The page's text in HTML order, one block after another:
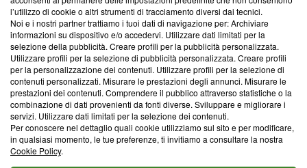
Team editoriale
Corporate
Redazione
Informativa Privacy
Cookie Policy
Blasting SA, IDI CHE-247.845.224, Via Carlo Frasca, 3 - 6900
Lugano (Svizzera) Tel:+39 0690258937
© 2026 Blasting News
l’utilizzo di cookie o altri strumenti di tracciamento diversi dai tecnici.
Noi e i nostri partner trattiamo i tuoi dati di navigazione per: Archiviare
informazioni su dispositivo e/o accedervi. Utilizzare dati limitati per la
selezione della pubblicità. Creare profili per la pubblicità personalizzata.
Utilizzare profili per la selezione di pubblicità personalizzata. Creare profili
per la personalizzazione dei contenuti. Utilizzare profili per la selezione di
contenuti personalizzati. Misurare le prestazioni degli annunci. Misurare le
prestazioni dei contenuti. Comprendere il pubblico attraverso statistiche o la
combinazione di dati provenienti da fonti diverse. Sviluppare e migliorare i
servizi. Utilizzare dati limitati per la selezione dei contenuti.
Per conoscere nel dettaglio quali cookie utilizziamo sul sito e per modificare,
in qualsiasi momento, le tue preferenze, ti invitiamo a consultare la nostra
Cookie Policy.